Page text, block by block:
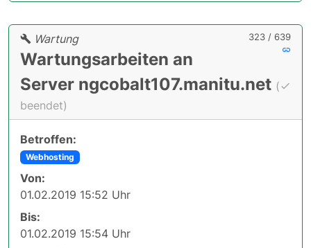
323 / 639
Wartung
Wartungsarbeiten an
Server ngcobalt107.manitu.net (
beendet)
Betroffen:
Webhosting
Von:
01.02.2019 15:52 Uhr
Bis:
01.02.2019 15:54 Uhr